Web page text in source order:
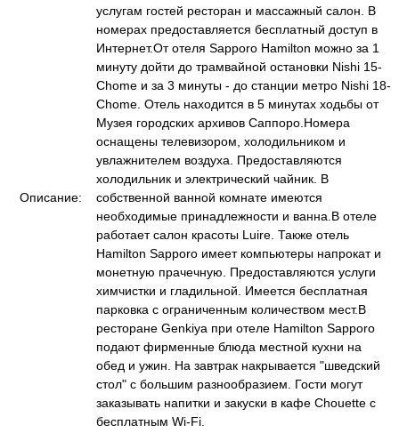
Описание:
услугам гостей ресторан и массажный салон. В
номерах предоставляется бесплатный доступ в
Интернет.От отеля Sapporo Hamilton можно за 1
минуту дойти до трамвайной остановки Nishi 15-
Chome и за 3 минуты - до станции метро Nishi 18-
Chome. Отель находится в 5 минутах ходьбы от
Музея городских архивов Саппоро.Номера
оснащены телевизором, холодильником и
увлажнителем воздуха. Предоставляются
холодильник и электрический чайник. В
собственной ванной комнате имеются
необходимые принадлежности и ванна.В отеле
работает салон красоты Luire. Также отель
Hamilton Sapporo имеет компьютеры напрокат и
монетную прачечную. Предоставляются услуги
химчистки и гладильной. Имеется бесплатная
парковка с ограниченным количеством мест.В
ресторане Genkiya при отеле Hamilton Sapporo
подают фирменные блюда местной кухни на
обед и ужин. На завтрак накрывается "шведский
стол" с большим разнообразием. Гости могут
заказывать напитки и закуски в кафе Chouette с
бесплатным Wi-Fi.